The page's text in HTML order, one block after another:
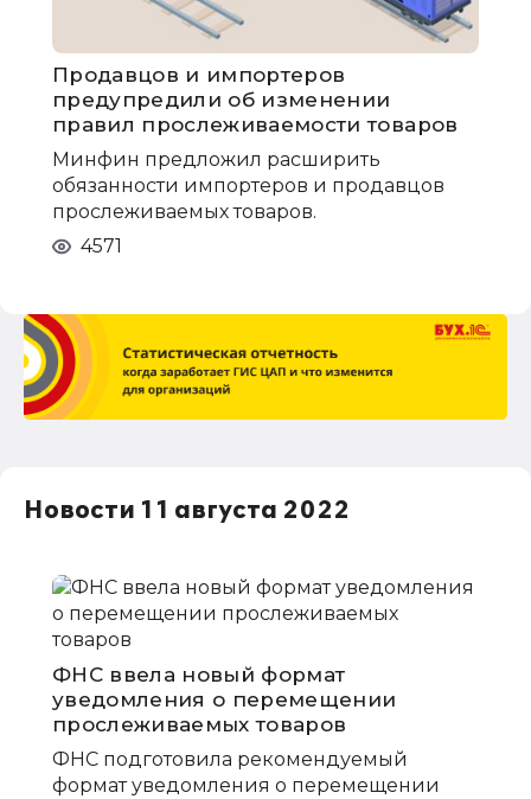
Продавцов и импортеров
предупредили об изменении
правил прослеживаемости товаров
Минфин предложил расширить
обязанности импортеров и продавцов
прослеживаемых товаров.
4571
Новости 11 августа 2022
ФНС ввела новый формат
уведомления о перемещении
прослеживаемых товаров
ФНС подготовила рекомендуемый
формат уведомления о перемещении